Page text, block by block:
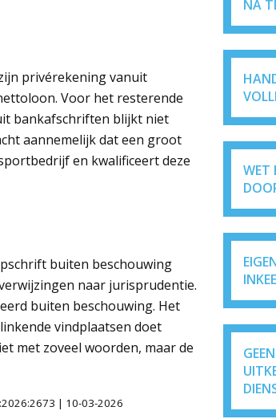
privérekening vanuit
Voor het resterende
bankafschriften blijkt niet
aannemelijk dat een groot
en kwalificeert deze
buiten beschouwing
naar jurisprudentie.
buiten beschouwing. Het
vindplaatsen doet
met zoveel woorden, maar de
| 10-03-2026
NA
WET